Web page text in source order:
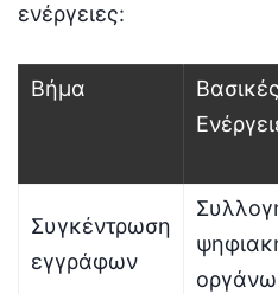
ενέργειες:
Βήμα
Βασικές
Συγκέντρωση
εγγράφων